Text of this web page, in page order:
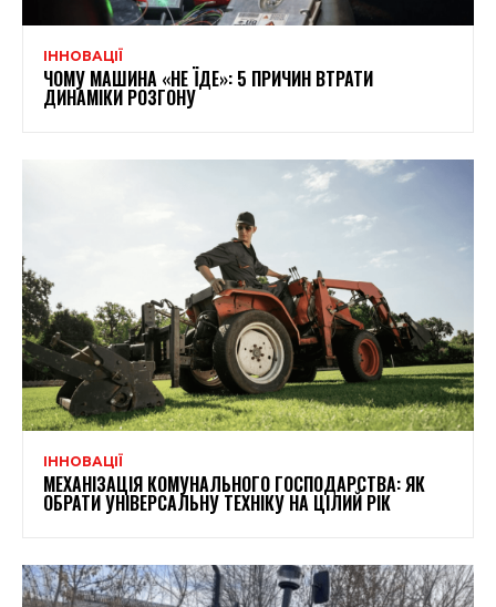
ІННОВАЦІЇ
ЧОМУ МАШИНА «НЕ ЇДЕ»: 5 ПРИЧИН ВТРАТИ
ДИНАМІКИ РОЗГОНУ
ІННОВАЦІЇ
МЕХАНІЗАЦІЯ КОМУНАЛЬНОГО ГОСПОДАРСТВА: ЯК
ОБРАТИ УНІВЕРСАЛЬНУ ТЕХНІКУ НА ЦІЛИЙ РІК